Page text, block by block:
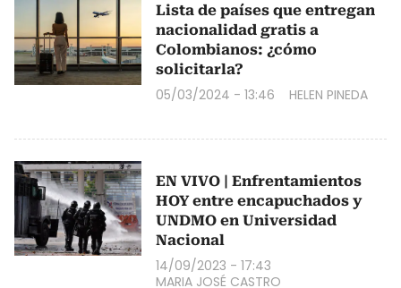
Lista de países que entregan
nacionalidad gratis a
Colombianos: ¿cómo
solicitarla?
05/03/2024 - 13:46 HELEN PINEDA
EN VIVO | Enfrentamientos
HOY entre encapuchados y
UNDMO en Universidad
Nacional
14/09/2023 - 17:43
MARIA JOSÉ CASTRO